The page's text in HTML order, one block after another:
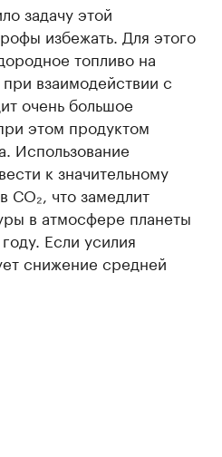
задачу этой
избежать. Для этого
топливо на
взаимодействии с
очень большое
этом продуктом
Использование
к значительному
СО₂, что замедлит
в атмосфере планеты
Если усилия
снижение средней